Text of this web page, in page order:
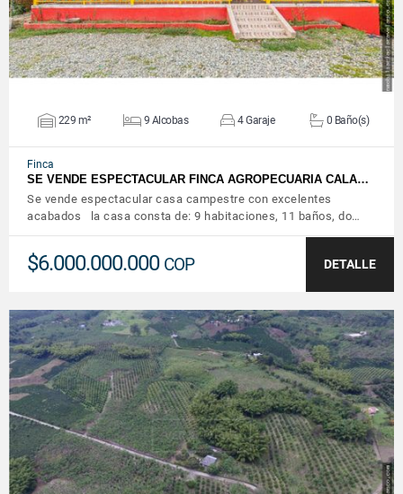
229 m² 9 Alcobas 4 Garaje 0 Baño(s)
Finca
SE VENDE ESPECTACULAR FINCA AGROPECUARIA CALA…
Se vende espectacular casa campestre con excelentes
acabados la casa consta de: 9 habitaciones, 11 baños, do…
$6.000.000.000 COP DETALLE
VER DETALLES